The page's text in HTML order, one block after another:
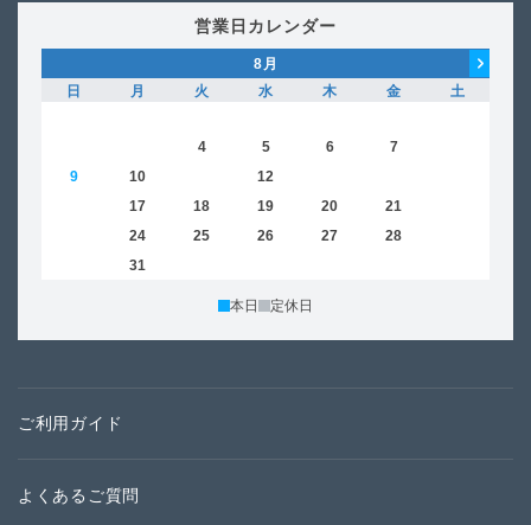
営業日カレンダー
8 月
日
月 火 水 木 金
土
4 5 6 7
9
10 12
17 18 19 20 21
24 25 26 27 28
31
本日 定休日
ご利用ガイド
よくあるご質問